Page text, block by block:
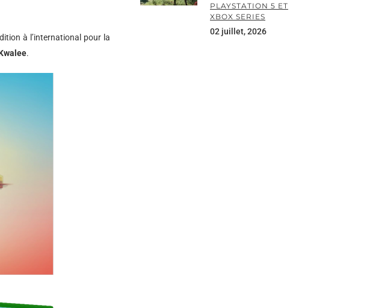
à l’international pour la
.
PLAYSTATION 5 ET
XBOX SERIES
02 juillet, 2026